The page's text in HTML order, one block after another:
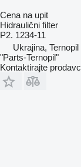
Cena na upit
Hidraulični filter
P2. 1234-11
Ukrajina, Ternopil
"Parts-Ternopil"
Kontaktirajte